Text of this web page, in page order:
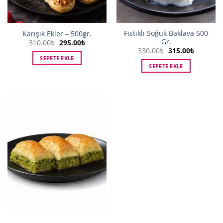
Karışık Ekler – 500gr.
310.00₺ Orijinal
fiyat:
310.00₺.
295.00₺Şu
SEPETE EKLE
Fıstıklı Soğuk Baklava 500
Gr.
330.00₺ Orijinal
330.00₺.
315.00₺Şu
SEPETE EKLE